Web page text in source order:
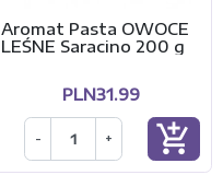
Aromat Pasta OWOCE
LEŚNE Saracino 200 g
PLN31.99
- + add_shopping_cart